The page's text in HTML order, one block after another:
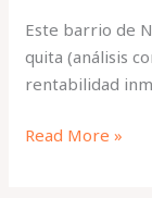
Este barrio de
quita (análisis
rentabilidad
Read More »